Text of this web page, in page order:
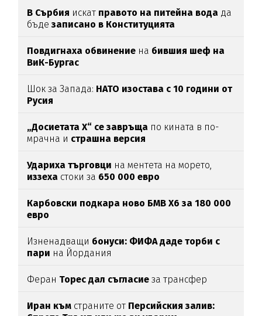
В Сърбия искат правото на питейна вода да
бъде записано в Конституцията
Повдигнаха обвинение на бившия шеф на
ВиК-Бургас
Шок за Запада: НАТО изостава с 10 години от
Русия
„Досиетата Х“ се завръща по кината в по-
мрачна и страшна версия
Удариха търговци на ментета на морето,
иззеха стоки за 650 000 евро
Карбовски подкара ново БМВ Х6 за 180 000
евро
Изненадващи бонуси: ФИФА даде торби с
пари на Йордания
Феран Торес дал съгласиеза трансфер
Иран към страните от Персийския залив: